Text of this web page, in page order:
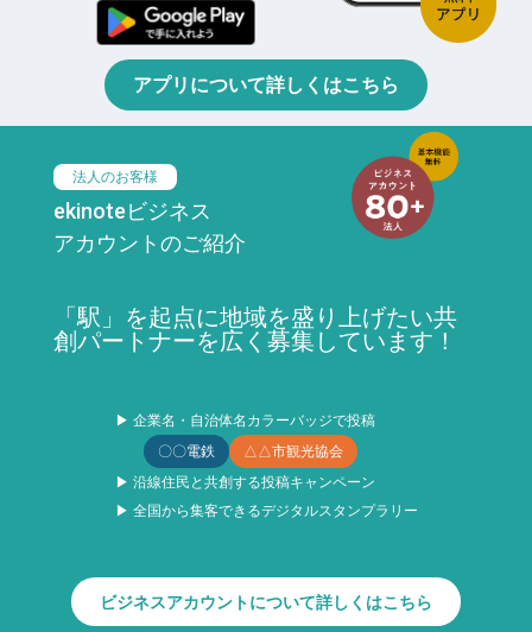
アプリについて詳しくはこちら
法人のお客様
ekinoteビジネス
アカウントのご紹介
「駅」を起点に地域を盛り上げたい共
創パートナーを広く募集しています！
▶ 企業名・自治体名カラーバッジで投稿
〇〇電鉄
△△市観光協会
▶ 沿線住民と共創する投稿キャンペーン
▶ 全国から集客できるデジタルスタンプラリー
ビジネスアカウントについて詳しくはこちら